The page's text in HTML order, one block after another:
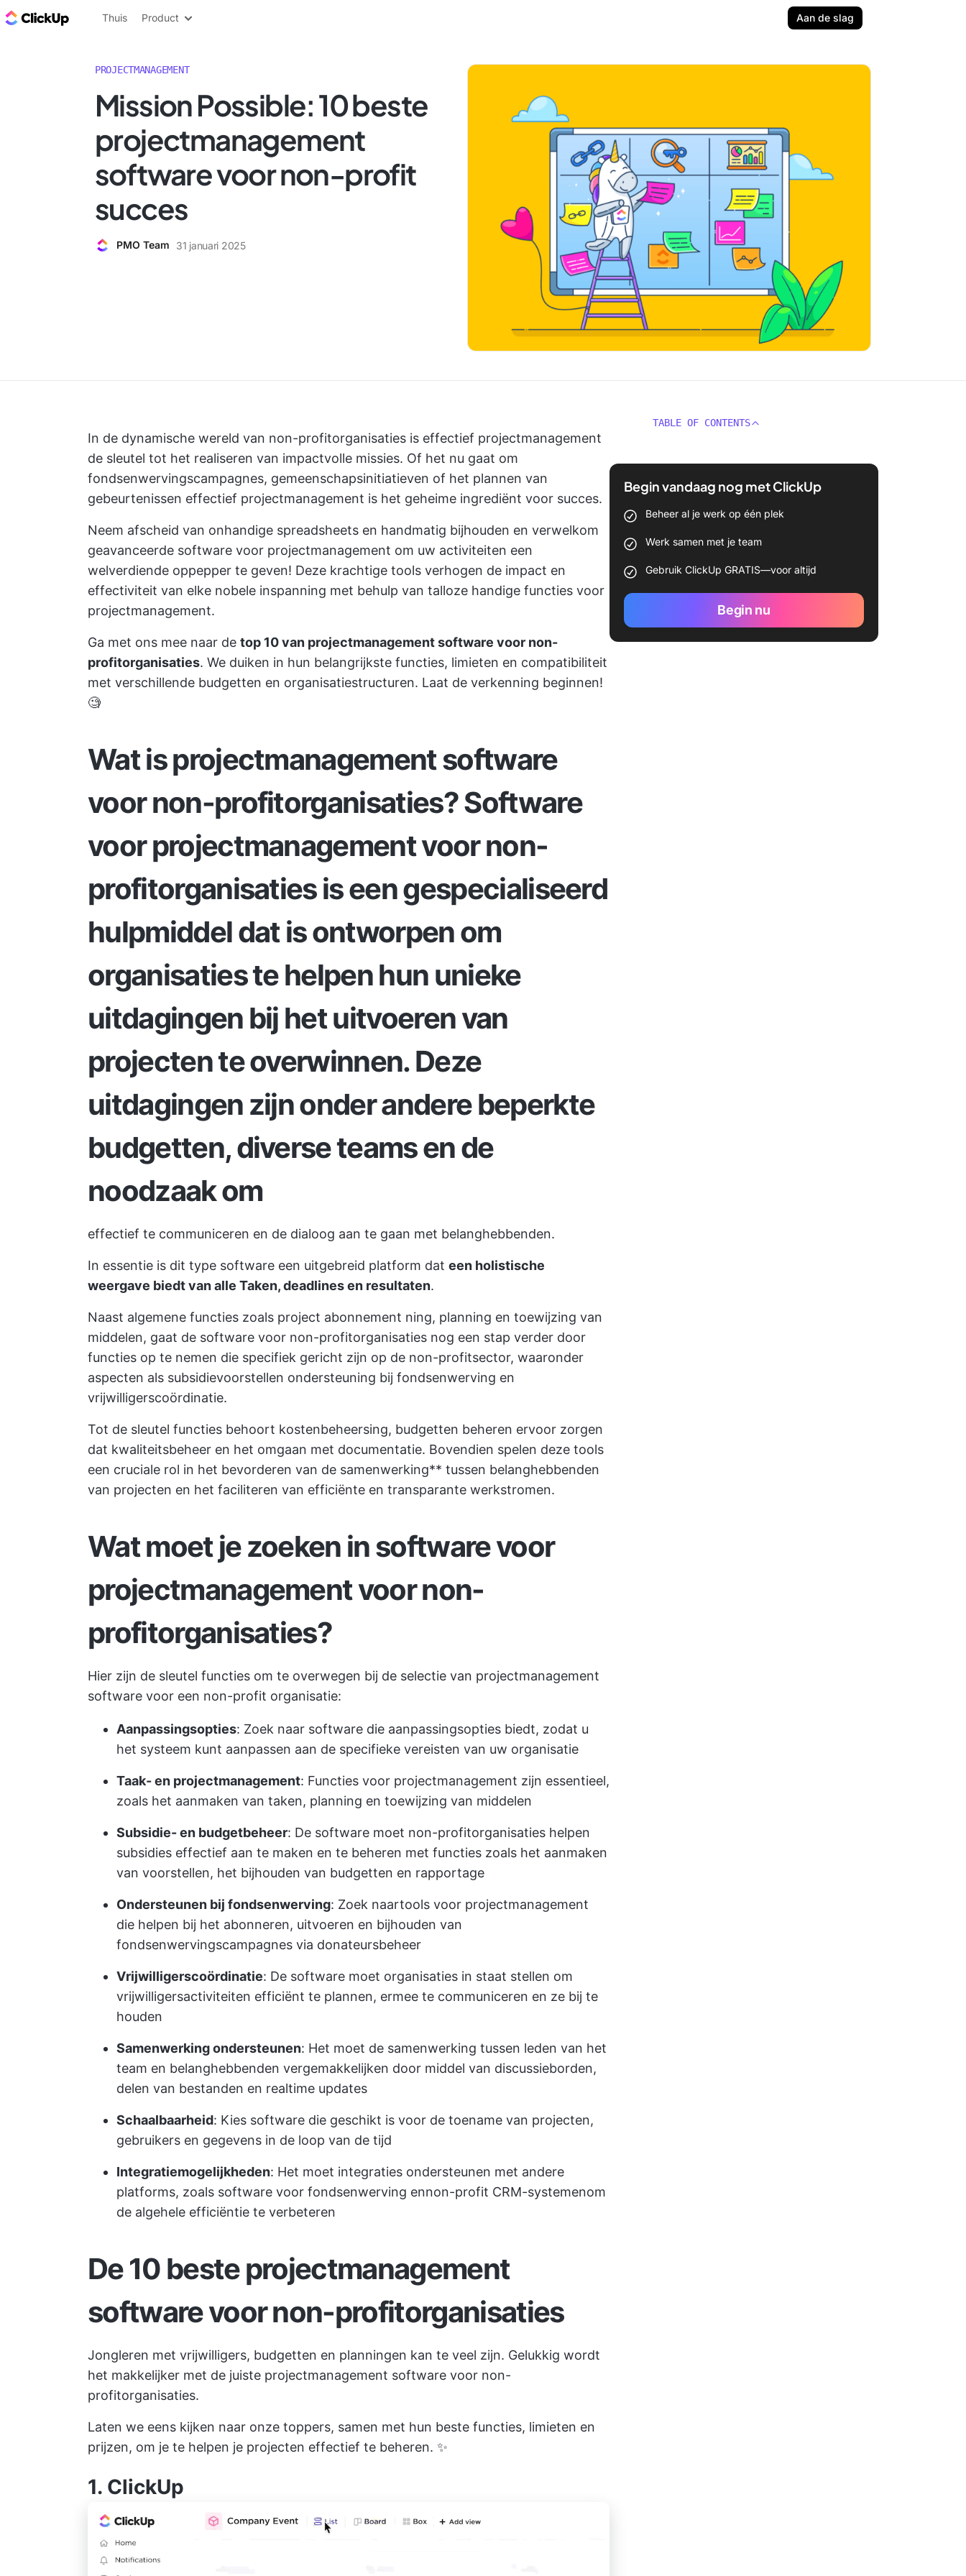
ClickUp Blog
Thuis Product Aan de slag
PROJECTMANAGEMENT
Mission Possible: 10 beste
projectmanagement
software voor non-profit
succes
PMO Team 31 januari 2025
In de dynamische wereld van non-profitorganisaties is effectief projectmanagement
de sleutel tot het realiseren van impactvolle missies. Of het nu gaat om
fondsenwervingscampagnes, gemeenschapsinitiatieven of het plannen van
gebeurtenissen effectief projectmanagement is het geheime ingrediënt voor succes.
Neem afscheid van onhandige spreadsheets en handmatig bijhouden en verwelkom
geavanceerde software voor projectmanagement om uw activiteiten een
welverdiende oppepper te geven! Deze krachtige tools verhogen de impact en
effectiviteit van elke nobele inspanning met behulp van talloze handige functies voor
projectmanagement.
Ga met ons mee naar de top 10 van projectmanagement software voor non-
profitorganisaties. We duiken in hun belangrijkste functies, limieten en compatibiliteit
met verschillende budgetten en organisatiestructuren. Laat de verkenning beginnen!
🧐
Wat is projectmanagement software
voor non-profitorganisaties?Software
voor projectmanagementvoor non-
profitorganisaties is een gespecialiseerd
hulpmiddel dat is ontworpen om
organisaties te helpen hun unieke
uitdagingen bij het uitvoeren van
projecten te overwinnen. Deze
uitdagingen zijn onder andere beperkte
budgetten, diverse teams en de
noodzaak om
effectief te communiceren en de dialoog aan te gaan met belanghebbenden.
In essentie is dit type software een uitgebreid platform dat een holistische
weergave biedt van alle Taken, deadlines en resultaten.
Naast algemene functies zoals project abonnement ning, planning en toewijzing van
middelen, gaat de software voor non-profitorganisaties nog een stap verder door
functies op te nemen die specifiek gericht zijn op de non-profitsector, waaronder
aspecten als subsidievoorstellen ondersteuning bij fondsenwerving en
vrijwilligerscoördinatie.
Tot de sleutel functies behoort kostenbeheersing, budgetten beheren ervoor zorgen
dat kwaliteitsbeheer en het omgaan met documentatie. Bovendien spelen deze tools
een cruciale rol in het bevorderen van de samenwerking** tussen belanghebbenden
van projecten en het faciliteren van efficiënte en transparante werkstromen.
Wat moet je zoeken in software voor
projectmanagement voor non-
profitorganisaties?
Hier zijn de sleutel functies om te overwegen bij de selectie van projectmanagement
software voor een non-profit organisatie:
Aanpassingsopties: Zoek naar software die aanpassingsopties biedt, zodat u
het systeem kunt aanpassen aan de specifieke vereisten van uw organisatie
Taak- en projectmanagement: Functies voor projectmanagement zijn essentieel,
zoals het aanmaken van taken, planning en toewijzing van middelen
Subsidie- en budgetbeheer: De software moet non-profitorganisaties helpen
subsidies effectief aan te maken en te beheren met functies zoals het aanmaken
van voorstellen, het bijhouden van budgetten en rapportage
Ondersteunen bij fondsenwerving: Zoek naartools voor projectmanagement
die helpen bij het abonneren, uitvoeren en bijhouden van
fondsenwervingscampagnes via donateursbeheer
Vrijwilligerscoördinatie: De software moet organisaties in staat stellen om
vrijwilligersactiviteiten efficiënt te plannen, ermee te communiceren en ze bij te
houden
Samenwerking ondersteunen: Het moet de samenwerking tussen leden van het
team en belanghebbenden vergemakkelijken door middel van discussieborden,
delen van bestanden en realtime updates
Schaalbaarheid: Kies software die geschikt is voor de toename van projecten,
gebruikers en gegevens in de loop van de tijd
Integratiemogelijkheden: Het moet integraties ondersteunen met andere
platforms, zoals software voor fondsenwerving ennon-profit CRM-systemenom
de algehele efficiëntie te verbeteren
De 10 beste projectmanagement
software voor non-profitorganisaties
Jongleren met vrijwilligers, budgetten en planningen kan te veel zijn. Gelukkig wordt
het makkelijker met de juiste projectmanagement software voor non-
profitorganisaties.
Laten we eens kijken naar onze toppers, samen met hun beste functies, limieten en
prijzen, om je te helpen je projecten effectief te beheren. ✨
1. ClickUp
TABLE OF CONTENTS
Begin vandaag nog met ClickUp
Beheer al je werk op één plek
Werk samen met je team
Gebruik ClickUp GRATIS—voor altijd
Begin nu